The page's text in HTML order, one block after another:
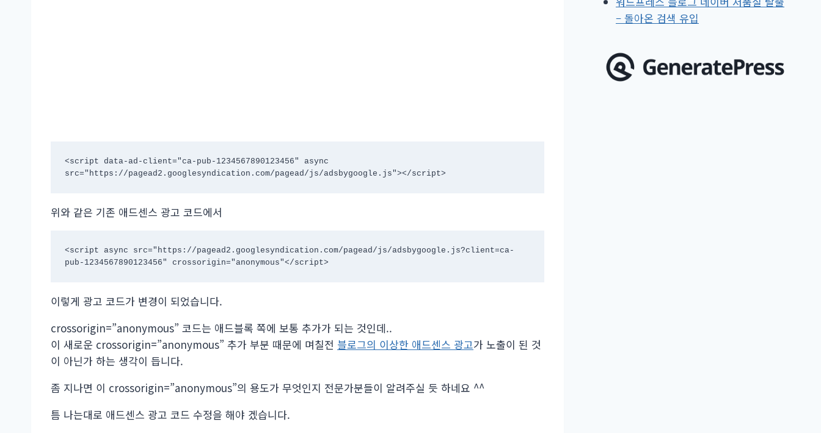
<script data-ad-client="ca-pub-1234567890123456" async
src="https://pagead2.googlesyndication.com/pagead/js/adsbygoogle.js"></script>
위와 같은 기존 애드센스 광고 코드에서
<script async src="https://pagead2.googlesyndication.com/pagead/js/adsbygoogle.js?client=ca-
pub-1234567890123456" crossorigin="anonymous"</script>
이렇게 광고 코드가 변경이 되었습니다.
crossorigin=”anonymous” 코드는 애드블록 쪽에 보통 추가가 되는 것인데..
이 새로운 crossorigin=”anonymous” 추가 부분 때문에 며칠전 블로그의 이상한 애드센스 광고가 노출이 된 것
이 아닌가 하는 생각이 듭니다.
좀 지나면 이 crossorigin=”anonymous”의 용도가 무엇인지 전문가분들이 알려주실 듯 하네요 ^^
틈 나는대로 애드센스 광고 코드 수정을 해야 겠습니다.
– 돌아온 검색 유입